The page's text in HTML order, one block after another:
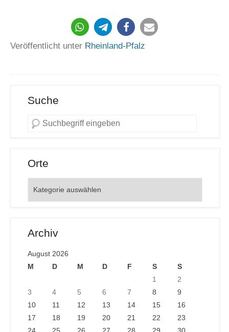
835
Veröffentlicht unter Rheinland-Pfalz
Suche
Orte
Archiv
August 2026
M
D M D F S
S
1
2
3
4 5 6 7 8
9
10
11 12 13 14 15
16
17
18 19 20 21 22
23